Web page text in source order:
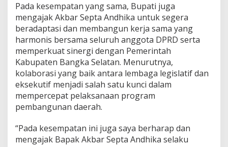
Pada kesempatan yang sama, Bupati juga
mengajak Akbar Septa Andhika untuk segera
beradaptasi dan membangun kerja sama yang
harmonis bersama seluruh anggota DPRD serta
memperkuat sinergi dengan Pemerintah
Kabupaten Bangka Selatan. Menurutnya,
kolaborasi yang baik antara lembaga legislatif dan
eksekutif menjadi salah satu kunci dalam
mempercepat pelaksanaan program
pembangunan daerah.
“Pada kesempatan ini juga saya berharap dan
mengajak Bapak Akbar Septa Andhika selaku